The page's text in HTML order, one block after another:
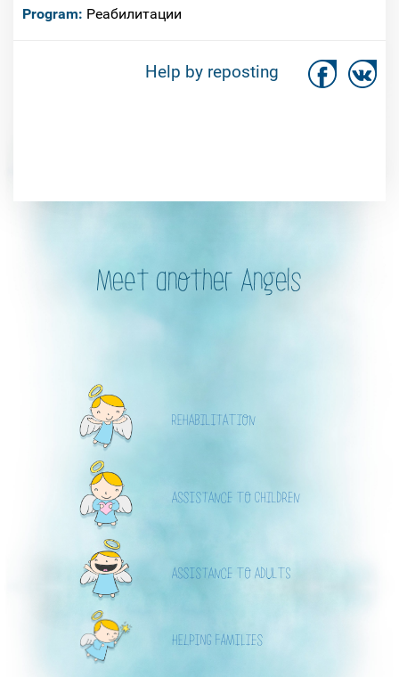
Program: Реабилитации
Help by reposting
Meet another Angels
REHABILITATION
ASSISTANCE TO CHILDREN
ASSISTANCE TO ADULTS
HELPING FAMILIES